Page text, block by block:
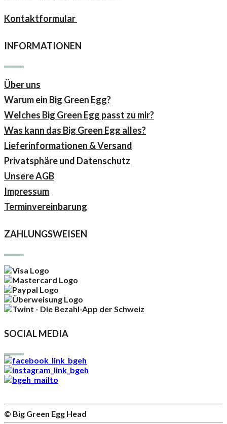
Kontaktformular
INFORMATIONEN
Über uns
Warum ein Big Green Egg?
Welches Big Green Egg passt zu mir?
Was kann das Big Green Egg alles?
Lieferinformationen & Versand
Privatsphäre und Datenschutz
Unsere AGB
Impressum
Terminvereinbarung
ZAHLUNGSWEISEN
SOCIAL MEDIA
© Big Green Egg Head